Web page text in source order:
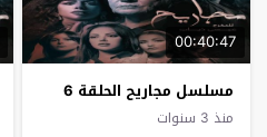
00:40:47
مسلسل مجاريح الحلقة 6
منذ 3 سنوات